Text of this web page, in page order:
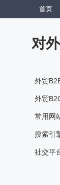
首页
对
外贸
外贸
常用网
搜索引
社交平